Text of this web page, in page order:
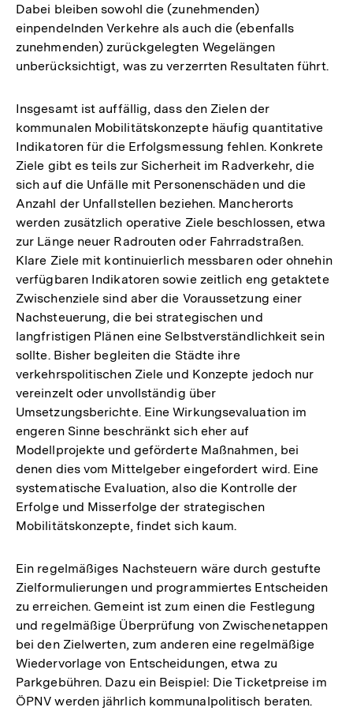
Dabei bleiben sowohl die (zunehmenden)
einpendelnden Verkehre als auch die (ebenfalls
zunehmenden) zurückgelegten Wegelängen
unberücksichtigt, was zu verzerrten Resultaten führt.
Insgesamt ist auffällig, dass den Zielen der
kommunalen Mobilitätskonzepte häufig quantitative
Indikatoren für die Erfolgsmessung fehlen. Konkrete
Ziele gibt es teils zur Sicherheit im Radverkehr, die
sich auf die Unfälle mit Personenschäden und die
Anzahl der Unfallstellen beziehen. Mancherorts
werden zusätzlich operative Ziele beschlossen, etwa
zur Länge neuer Radrouten oder Fahrradstraßen.
Klare Ziele mit kontinuierlich messbaren oder ohnehin
verfügbaren Indikatoren sowie zeitlich eng getaktete
Zwischenziele sind aber die Voraussetzung einer
Nachsteuerung, die bei strategischen und
langfristigen Plänen eine Selbstverständlichkeit sein
sollte. Bisher begleiten die Städte ihre
verkehrspolitischen Ziele und Konzepte jedoch nur
vereinzelt oder unvollständig über
Umsetzungsberichte. Eine Wirkungsevaluation im
engeren Sinne beschränkt sich eher auf
Modellprojekte und geförderte Maßnahmen, bei
denen dies vom Mittelgeber eingefordert wird. Eine
systematische Evaluation, also die Kontrolle der
Erfolge und Misserfolge der strategischen
Mobilitätskonzepte, findet sich kaum.
Ein regelmäßiges Nachsteuern wäre durch gestufte
Zielformulierungen und programmiertes Entscheiden
zu erreichen. Gemeint ist zum einen die Festlegung
und regelmäßige Überprüfung von Zwischenetappen
bei den Zielwerten, zum anderen eine regelmäßige
Wiedervorlage von Entscheidungen, etwa zu
Parkgebühren. Dazu ein Beispiel: Die Ticketpreise im
ÖPNV werden jährlich kommunalpolitisch beraten.